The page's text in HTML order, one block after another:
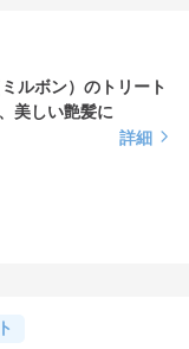
ルボン）のトリート
美しい艶髪に
詳細